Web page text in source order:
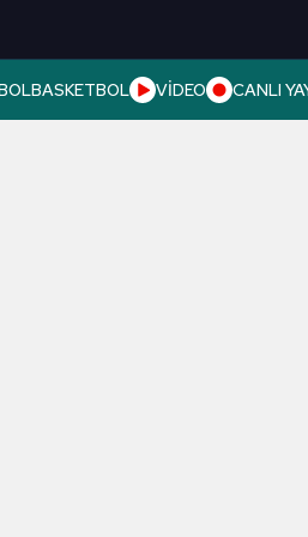
BASKETBOL VİDEO CANLI